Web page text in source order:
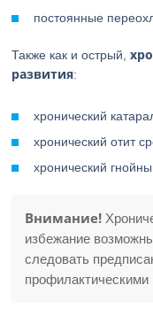
постоянные
Также как и острый,
развития:
хронический
хронический отит
хронический
Внимание!
избежание
следовать